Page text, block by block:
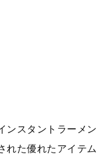
ンスタントラーメン
れた優れたアイテム